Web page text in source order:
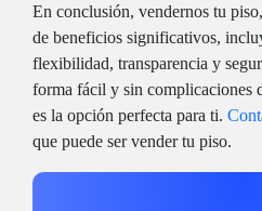
En conclusión, vendernos tu
de beneficios significativos,
flexibilidad, transparencia y
forma fácil y sin complicaciones
es la opción perfecta para ti.
que puede ser vender tu piso.